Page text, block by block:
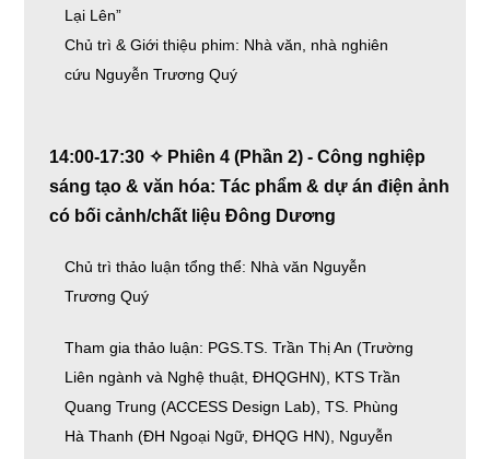
Lại Lên”
Chủ trì & Giới thiệu phim: Nhà văn, nhà nghiên
cứu Nguyễn Trương Quý
14:00-17:30 ✧ Phiên 4 (Phần 2) - Công nghiệp
sáng tạo & văn hóa: Tác phẩm & dự án điện ảnh
có bối cảnh/chất liệu Đông Dương
Chủ trì thảo luận tổng thể: Nhà văn Nguyễn
Trương Quý
Tham gia thảo luận: PGS.TS. Trần Thị An (Trường
Liên ngành và Nghệ thuật, ĐHQGHN), KTS Trần
Quang Trung (ACCESS Design Lab), TS. Phùng
Hà Thanh (ĐH Ngoại Ngữ, ĐHQG HN), Nguyễn